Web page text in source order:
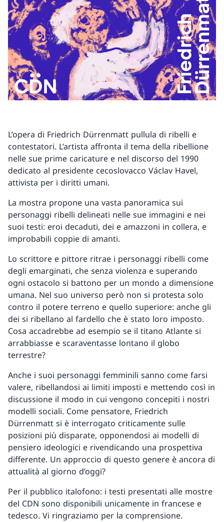
L’opera di Friedrich Dürrenmatt pullula di ribelli e
contestatori. L’artista affronta il tema della ribellione
nelle sue prime caricature e nel discorso del 1990
dedicato al presidente cecoslovacco Václav Havel,
attivista per i diritti umani.
La mostra propone una vasta panoramica sui
personaggi ribelli delineati nelle sue immagini e nei
suoi testi: eroi decaduti, dei e amazzoni in collera, e
improbabili coppie di amanti.
Lo scrittore e pittore ritrae i personaggi ribelli come
degli emarginati, che senza violenza e superando
ogni ostacolo si battono per un mondo a dimensione
umana. Nel suo universo però non si protesta solo
contro il potere terreno e quello superiore: anche gli
dei si ribellano al fardello che è stato loro imposto.
Cosa accadrebbe ad esempio se il titano Atlante si
arrabbiasse e scaraventasse lontano il globo
terrestre?
Anche i suoi personaggi femminili sanno come farsi
valere, ribellandosi ai limiti imposti e mettendo così in
discussione il modo in cui vengono concepiti i nostri
modelli sociali. Come pensatore, Friedrich
Dürrenmatt si è interrogato criticamente sulle
posizioni più disparate, opponendosi ai modelli di
pensiero ideologici e rivendicando una prospettiva
differente. Un approccio di questo genere è ancora di
attualità al giorno d’oggi?
Per il pubblico italofono: i testi presentati alle mostre
del CDN sono disponibili unicamente in francese e
tedesco. Vi ringraziamo per la comprensione.